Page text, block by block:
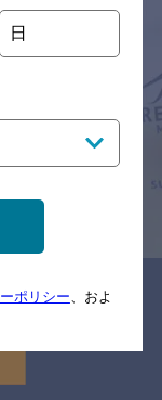
情報については、
すので、
うお願い申し上げま
日
ポリシー、およ